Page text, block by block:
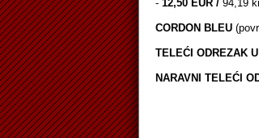
- 12,50 EUR / 94,19
CORDON BLEU
TELEĆI ODREZAK
NARAVNI TELEĆI